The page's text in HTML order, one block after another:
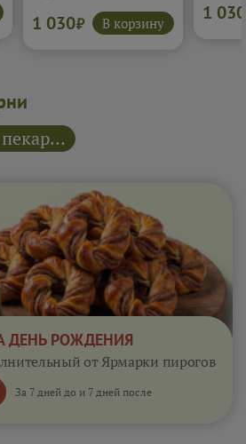
1 030₽ В корзину 1 030
Блины. "Русская пекарня"
ДЕНЬ РОЖДЕНИЯ
от Ярмарки пирогов
За 7 дней до и 7 дней после